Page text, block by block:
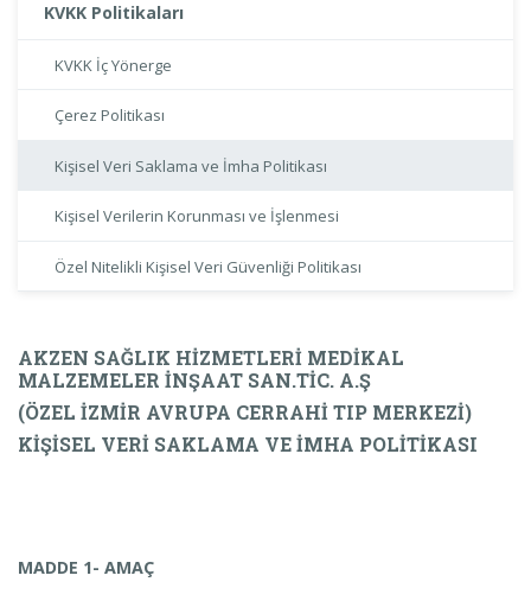
KVKK Politikaları
KVKK İç Yönerge
Çerez Politikası
Kişisel Veri Saklama ve İmha Politikası
Kişisel Verilerin Korunması ve İşlenmesi
Özel Nitelikli Kişisel Veri Güvenliği Politikası
AKZEN SAĞLIK HİZMETLERİ MEDİKAL
MALZEMELER İNŞAAT SAN.TİC. A.Ş
(ÖZEL İZMİR AVRUPA CERRAHİ TIP MERKEZİ)
KİŞİSEL VERİ SAKLAMA VE İMHA POLİTİKASI
MADDE 1- AMAÇ